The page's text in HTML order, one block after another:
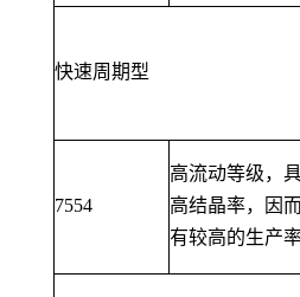
快速周期型
7554
高流动等级，
高结晶率，因
有较高的生产率